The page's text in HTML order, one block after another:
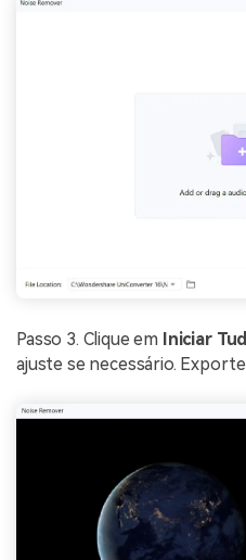
Passo 3. Clique em Iniciar
ajuste se necessário.